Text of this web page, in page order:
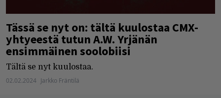
Tässä se nyt on: tältä kuulostaa CMX-
yhtyeestä tutun A.W. Yrjänän
ensimmäinen soolobiisi
Tältä se nyt kuulostaa.
02.02.2024 Jarkko Fräntilä